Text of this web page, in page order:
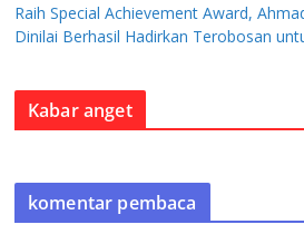
Raih Special Achievement Award,
Dinilai Berhasil Hadirkan Terobosan
Kabar anget
komentar pembaca